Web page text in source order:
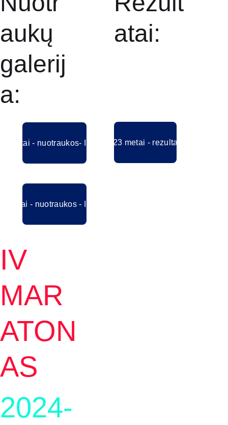
aukų
galerij
a:
metai - nuotraukos- I albumas
atai:
2023 metai - rezultatai
metai - nuotraukos - II albumas
2024-
IV
MAR
ATON
AS